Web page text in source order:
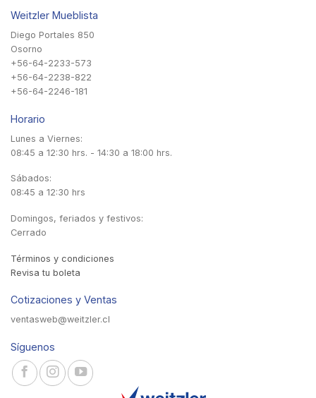
Weitzler Mueblista
Diego Portales 850
Osorno
+56-64-2233-573
+56-64-2238-822
+56-64-2246-181
Horario
Lunes a Viernes:
08:45 a 12:30 hrs. - 14:30 a 18:00 hrs.
Sábados:
08:45 a 12:30 hrs
Domingos, feriados y festivos:
Cerrado
Términos y condiciones
Revisa tu boleta
Cotizaciones y Ventas
ventasweb@weitzler.cl
Síguenos